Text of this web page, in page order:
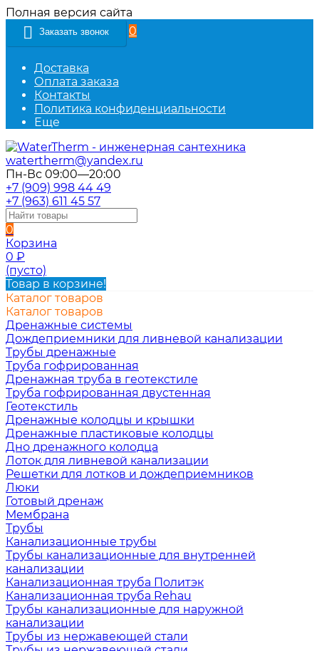
Полная версия сайта
Заказать звонок 0
Доставка
Оплата заказа
Контакты
Политика конфиденциальности
Еще
watertherm@yandex.ru
Пн-Вс 09:00—20:00
+7 (909) 998 44 49
+7 (963) 611 45 57
0
Корзина
0 ₽
(пусто)
Товар в корзине!
Каталог товаров
Каталог товаров
Дренажные системы
Дождеприемники для ливневой канализации
Трубы дренажные
Труба гофрированная
Дренажная труба в геотекстиле
Труба гофрированная двустенная
Геотекстиль
Дренажные колодцы и крышки
Дренажные пластиковые колодцы
Дно дренажного колодца
Лоток для ливневой канализации
Решетки для лотков и дождеприемников
Люки
Готовый дренаж
Мембрана
Трубы
Канализационные трубы
Трубы канализационные для внутренней
канализации
Канализационная труба Политэк
Канализационная труба Rehau
Трубы канализационные для наружной
канализации
Трубы из нержавеющей стали